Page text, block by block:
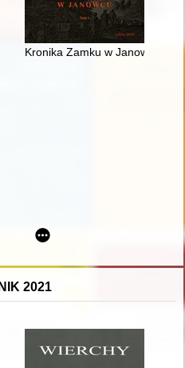
Środkowo-Wschodni w latach
Kronika Zamku w Janowcu. T. 1
: (Przeworsk 1938-1939)
2021